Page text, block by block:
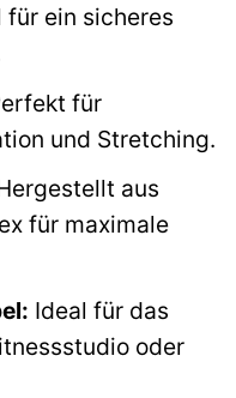
für ein sicheres
für
und Stretching.
aus
für maximale
Ideal für das
oder